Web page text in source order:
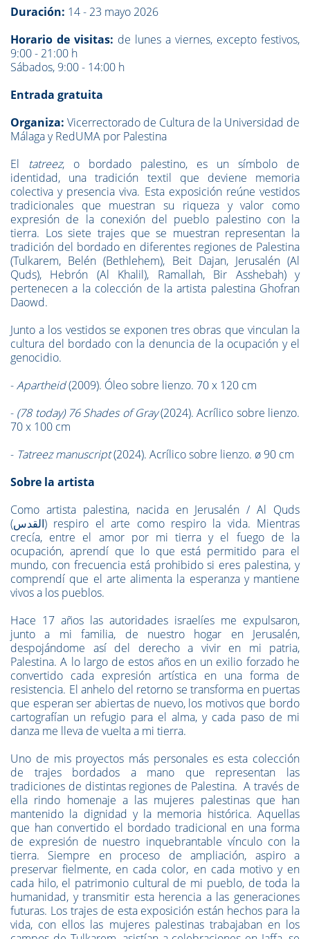
Duración: 14 - 23 mayo 2026
Horario de visitas: de lunes a viernes, excepto festivos,
9:00 - 21:00 h
Sábados, 9:00 - 14:00 h
Entrada gratuita
Organiza: Vicerrectorado de Cultura de la Universidad de
Málaga y RedUMA por Palestina
El tatreez, o bordado palestino, es un símbolo de
identidad, una tradición textil que deviene memoria
colectiva y presencia viva. Esta exposición reúne vestidos
tradicionales que muestran su riqueza y valor como
expresión de la conexión del pueblo palestino con la
tierra. Los siete trajes que se muestran representan la
tradición del bordado en diferentes regiones de Palestina
(Tulkarem, Belén (Bethlehem), Beit Dajan, Jerusalén (Al
Quds), Hebrón (Al Khalil), Ramallah, Bir Asshebah) y
pertenecen a la colección de la artista palestina Ghofran
Daowd.
Junto a los vestidos se exponen tres obras que vinculan la
cultura del bordado con la denuncia de la ocupación y el
genocidio.
-Apartheid(2009). Óleo sobre lienzo. 70 x 120 cm
- (78 today) 76 Shades of Gray(2024). Acrílico sobre lienzo.
70 x 100 cm
- Tatreez manuscript(2024). Acrílico sobre lienzo. ø 90 cm
Sobre la artista
Como artista palestina, nacida en Jerusalén / Al Quds
(القدس) respiro el arte como respiro la vida. Mientras
crecía, entre el amor por mi tierra y el fuego de la
ocupación, aprendí que lo que está permitido para el
mundo, con frecuencia está prohibido si eres palestina, y
comprendí que el arte alimenta la esperanza y mantiene
vivos a los pueblos.
Hace 17 años las autoridades israelíes me expulsaron,
junto a mi familia, de nuestro hogar en Jerusalén,
despojándome así del derecho a vivir en mi patria,
Palestina. A lo largo de estos años en un exilio forzado he
convertido cada expresión artística en una forma de
resistencia. El anhelo del retorno se transforma en puertas
que esperan ser abiertas de nuevo, los motivos que bordo
cartografían un refugio para el alma, y cada paso de mi
danza me lleva de vuelta a mi tierra.
Uno de mis proyectos más personales es esta colección
de trajes bordados a mano que representan las
tradiciones de distintas regiones de Palestina. A través de
ella rindo homenaje a las mujeres palestinas que han
mantenido la dignidad y la memoria histórica. Aquellas
que han convertido el bordado tradicional en una forma
de expresión de nuestro inquebrantable vínculo con la
tierra. Siempre en proceso de ampliación, aspiro a
preservar fielmente, en cada color, en cada motivo y en
cada hilo, el patrimonio cultural de mi pueblo, de toda la
humanidad, y transmitir esta herencia a las generaciones
futuras. Los trajes de esta exposición están hechos para la
vida, con ellos las mujeres palestinas trabajaban en los